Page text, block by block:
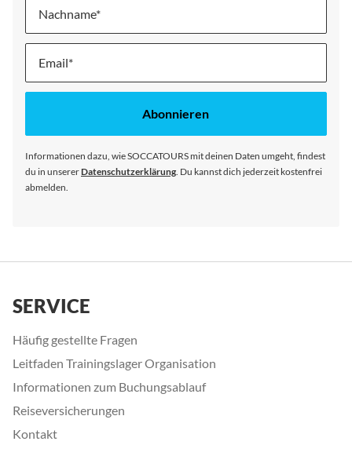
Nachname
Melde
für
Abonnieren
Informationen dazu, wie SOCCATOURS mit deinen Daten umgeht, findest
du in unsererDatenschutzerklärung . Du kannst dich jederzeit kostenfrei
abmelden.
SERVICE
Häufig gestellte Fragen
Leitfaden Trainingslager Organisation
Informationen zum Buchungsablauf
Reiseversicherungen
Kontakt